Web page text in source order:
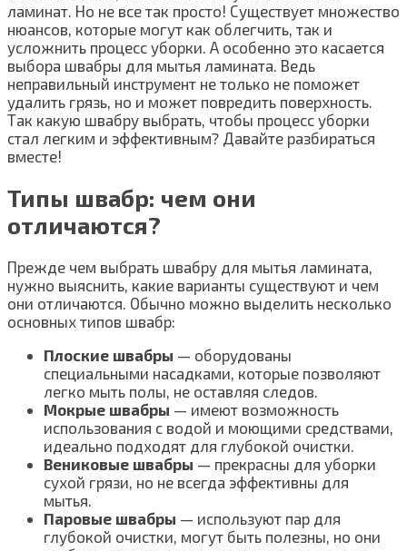
ламинат. Но не все так просто! Существует множество
нюансов, которые могут как облегчить, так и
усложнить процесс уборки. А особенно это касается
выбора швабры для мытья ламината. Ведь
неправильный инструмент не только не поможет
удалить грязь, но и может повредить поверхность.
Так какую швабру выбрать, чтобы процесс уборки
стал легким и эффективным? Давайте разбираться
вместе!
Типы швабр: чем они
отличаются?
Прежде чем выбрать швабру для мытья ламината,
нужно выяснить, какие варианты существуют и чем
они отличаются. Обычно можно выделить несколько
основных типов швабр:
Плоские швабры — оборудованы
специальными насадками, которые позволяют
легко мыть полы, не оставляя следов.
Мокрые швабры — имеют возможность
использования с водой и моющими средствами,
идеально подходят для глубокой очистки.
Вениковые швабры — прекрасны для уборки
сухой грязи, но не всегда эффективны для
мытья.
Паровые швабры — используют пар для
глубокой очистки, могут быть полезны, но они